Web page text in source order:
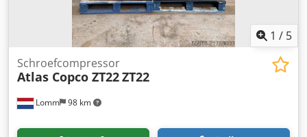
1 / 5
Lomm 98 km
Schroefcompressor
Atlas Copco ZT22ZT22